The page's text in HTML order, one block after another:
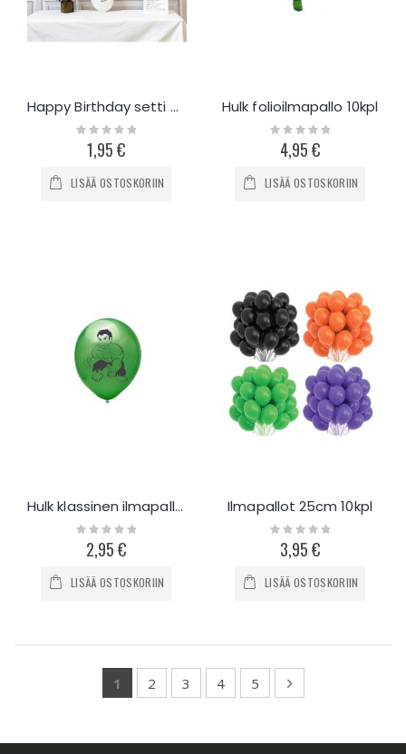
Happy Birthday setti - kokoa itse!
Rating:
0%1,95 €
LISÄÄ OSTOSKORIIN
Hulk folioilmapallo 10kpl
Rating:
0%4,95 €
LISÄÄ OSTOSKORIIN
Hulk klassinen ilmapallo 10kpl
Rating:
0%2,95 €
LISÄÄ OSTOSKORIIN
Ilmapallot 25cm 10kpl
Rating:
0%3,95 €
LISÄÄ OSTOSKORIIN
You're currently reading page
1 Page
2 Page
3 Page
4 Page
5 Page
Seuraava